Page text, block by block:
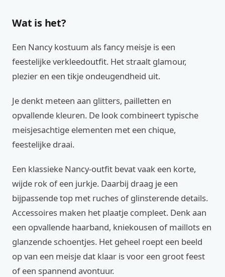
Wat is het?
Een Nancy kostuum als fancy meisje is een
feestelijke verkleedoutfit. Het straalt glamour,
plezier en een tikje ondeugendheid uit.
Je denkt meteen aan glitters, pailletten en
opvallende kleuren. De look combineert typische
meisjesachtige elementen met een chique,
feestelijke draai.
Een klassieke Nancy-outfit bevat vaak een korte,
wijde rok of een jurkje. Daarbij draag je een
bijpassende top met ruches of glinsterende details.
Accessoires maken het plaatje compleet. Denk aan
een opvallende haarband, kniekousen of maillots en
glanzende schoentjes. Het geheel roept een beeld
op van een meisje dat klaar is voor een groot feest
of een spannend avontuur.